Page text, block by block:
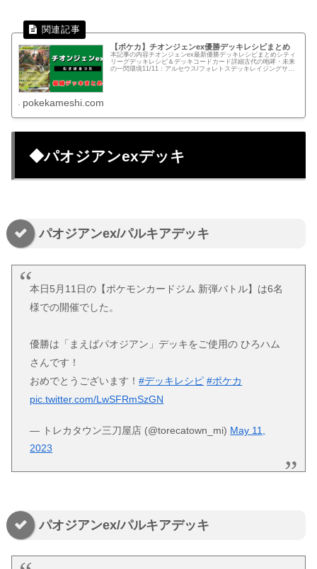
【ポケカ】チオンジェンex優勝デッキレシピまとめ
本記事の内容チオンジェンex最新優勝デッキレシピまとめシティ
リーグデッキレシピ＆デッキコードカード詳細古代の咆哮・未来
の一閃環境11/11：アルセウス/フォレトスデッキレイジングサー
pokekameshi.com
◆パオジアンexデッキ
パオジアンex/パルキアデッキ
本日5月11日の【ポケモンカードジム 新弾バトル】は6名
様での開催でした。
優勝は「まえばパオジアン」デッキをご使用の ひろハム
さんです！
おめでとうございます！#デッキレシピ #ポケカ
pic.twitter.com/LwSFRmSzGN
— トレカタウン三刀屋店 (@torecatown_mi) May 11,
2023
パオジアンex/パルキアデッキ